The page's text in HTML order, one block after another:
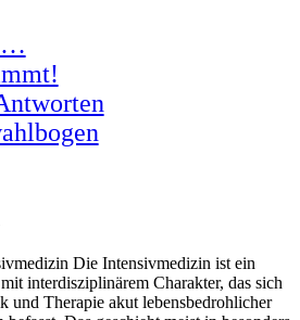
…
Die Inten­siv­me­di­zin ist ein
inter­dis­zi­pli­nä­rem Cha­rak­ter, das sich
und The­ra­pie akut lebens­be­droh­li­cher